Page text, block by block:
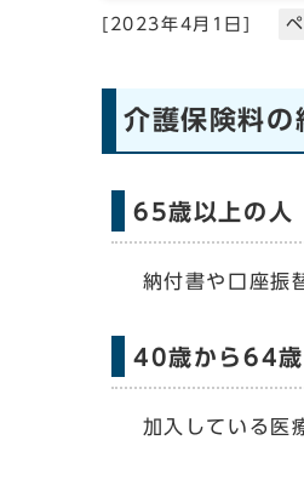
2023年4月1日
介護保険料の
65歳以上の人
納付書や口座振
40歳から64歳
加入している医